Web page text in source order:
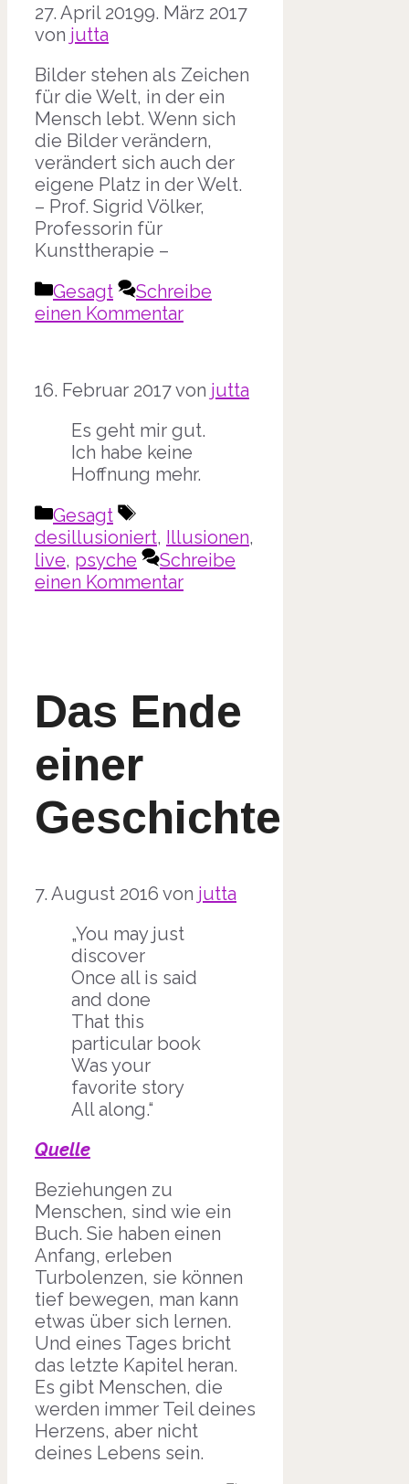
27. April 20199. März 2017
von jutta
Bilder stehen als Zeichen
für die Welt, in der ein
Mensch lebt. Wenn sich
die Bilder verändern,
verändert sich auch der
eigene Platz in der Welt.
– Prof. Sigrid Völker,
Professorin für
Kunsttherapie –
Kategorien
Gesagt
Schreibe
einen Kommentar
16. Februar 2017von jutta
Es geht mir gut.
Ich habe keine
Hoffnung mehr.
Kategorien
Gesagt
Schlagwörter
desillusioniert, Illusionen,
live, psyche
Schreibe
einen Kommentar
Das Ende
einer
Geschichte
7. August 2016 von jutta
„You may just
discover
Once all is said
and done
That this
particular book
Was your
favorite story
All along.“
Quelle
Beziehungen zu
Menschen, sind wie ein
Buch. Sie haben einen
Anfang, erleben
Turbolenzen, sie können
tief bewegen, man kann
etwas über sich lernen.
Und eines Tages bricht
das letzte Kapitel heran.
Es gibt Menschen, die
werden immer Teil deines
Herzens, aber nicht
deines Lebens sein.